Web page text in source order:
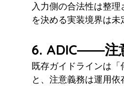
入力側の合法性は整
を決める実装境界は未
6. ADIC――注
既存ガイドラインは
と、注意義務は運用